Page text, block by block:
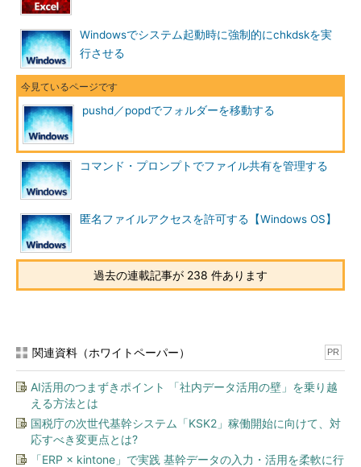
C:\WINDOWS\system32へ移動
C:\WINDOWS\system32>
Files\Microsoft Office"
Officeへ移動
C:\Program Files\Microsoft Office>
……F:\PRJ\Programへ移動
F:\PRJ\Program>
C:\Program Files\Microsoft Office
C:\WINDOWS\system32
C:\WINDOWS
C:\
C:\Documents and Settings\Administrator ……スタックの一
番下
C:\Program Files\Microsoft Office>
……元のフォルダー
へ復帰
C:\WINDOWS\system32>popd ……元のフォルダーへ復帰
C:\WINDOWS>popd ……元のフォルダーへ復帰
Windowsでシステム起動時に強制的にchkdskを実
行させる
pushd／popdでフォルダーを移動する
コマンド・プロンプトでファイル共有を管理する
匿名ファイルアクセスを許可する【Windows OS】
過去の連載記事が 238 件あります
関連資料（ホワイトペーパー） PR
AI活用のつまずきポイント 「社内データ活用の壁」を乗り越
える方法とは
国税庁の次世代基幹システム「KSK2」稼働開始に向けて、対
応すべき変更点とは?
「ERP × kintone」で実践 基幹データの入力・活用を柔軟に行